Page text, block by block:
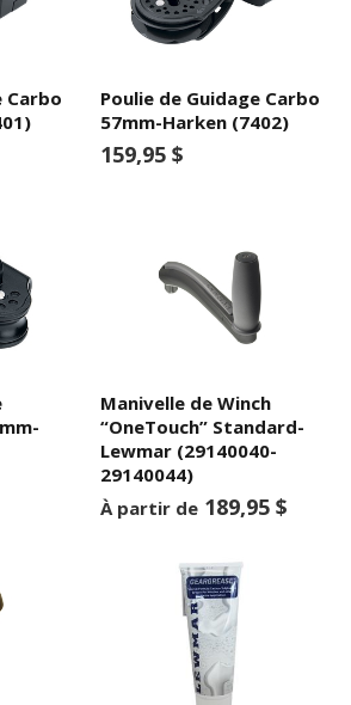
Carbo
Poulie de Guidage Carbo
57mm-Harken (7402)
159,95 $
Manivelle de Winch
“OneTouch” Standard-
Lewmar (29140040-
29140044)
À partir de 189,95 $